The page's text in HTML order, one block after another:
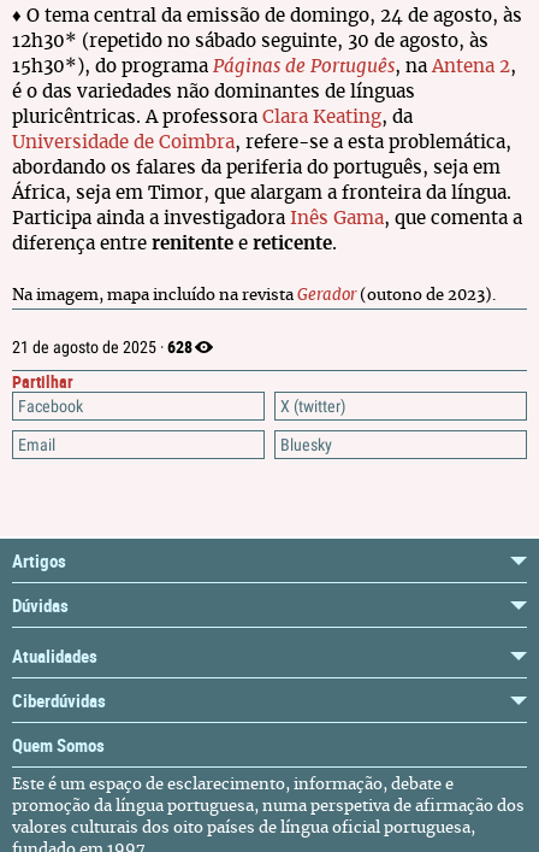
21 de agosto de 2025 ·628
Partilhar
Facebook
X (twitter)
Email
Bluesky
♦ O tema central da emissão de domingo, 24 de agosto, às
12h30* (repetido no sábado seguinte, 30 de agosto, às
15h30*), do programa Páginas de Português, naAntena 2,
é o das variedades não dominantes de línguas
pluricêntricas. A professora Clara Keating, da
Universidade de Coimbra, refere-se a esta problemática,
abordando os falares da periferia do português, seja em
África, seja em Timor, que alargam a fronteira da língua.
Participa ainda a investigadora Inês Gama, que comenta a
diferença entre renitente e reticente.
Na imagem, mapa incluído na revista Gerador(outono de 2023).
Artigos
Dúvidas
Atualidades
Ciberdúvidas
Quem Somos
Este é um espaço de esclarecimento, informação, debate e
promoção da língua portuguesa, numa perspetiva de afirmação dos
valores culturais dos oito países de língua oficial portuguesa,